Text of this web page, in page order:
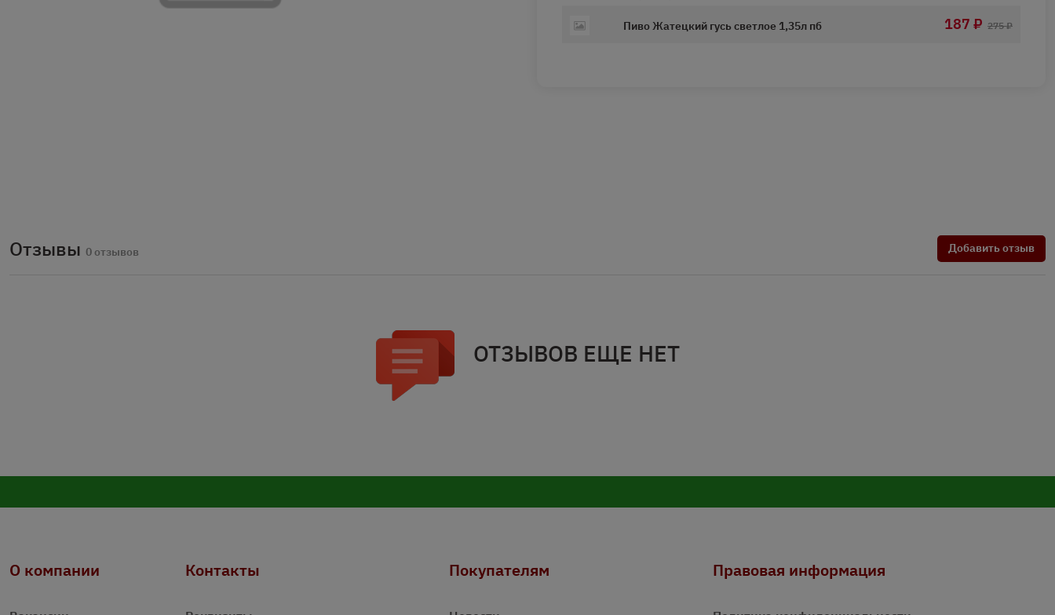
Пиво Жатецкий гусь светлое 1,35л пб 187 ₽ 275 ₽
Отзывы 0 отзывов Добавить отзыв
ОТЗЫВОВ ЕЩЕ НЕТ
О компании Контакты Покупателям Правовая информация